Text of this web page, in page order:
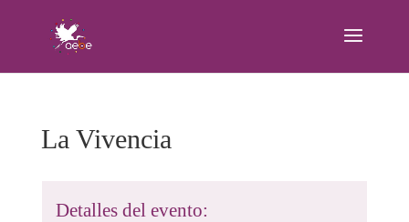
La Vivencia
Detalles del evento: